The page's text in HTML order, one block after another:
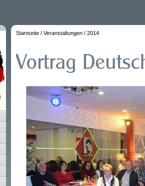
Startseite / Veranstaltungen / 2014